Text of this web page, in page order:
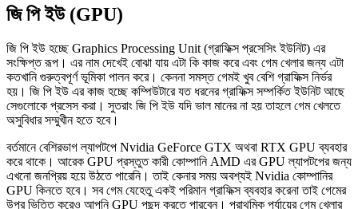
জি পি ইউ (GPU)
জি পি ইউ হচ্ছে Graphics Processing Unit (গ্রাফিক্স প্রসেসিং ইউনিট) এর
সংক্ষিপ্ত রূপ। এর নাম দেখেই বোঝা যায় এটা কি কাজ করে এবং গেম খেলার জন্য এটা
কতখানি গুরুত্বপূর্ণ ভূমিকা পালন করে। কেননা সমস্ত গেমই খুব বেশি গ্রাফিক্স নির্ভর
হয়। জি পি ইউ এর কাজ হচ্ছে কম্পিউটারে যত ধরনের গ্রাফিক্স সম্পর্কিত ইউনিট আছে
সেগুলোকে প্রসেস করা। সুতরাং জি পি ইউ যদি ভাল মানের না হয় তাহলে গেম খেলতে
অসুবিধার সম্মুখীন হতে হবে।
বর্তমানে বেশিরভাগ ল্যাপটপে Nvidia GeForce GTX অথবা RTX GPU ব্যবহার
করে থাকে। আরেক GPU প্রস্তুত কারী কোম্পানি AMD এর GPU ল্যাপটপের জন্য
এখনো জনপ্রিয় হয়ে উঠতে পারেনি। তাই কেনার সময় অবশ্যই Nvidia কোম্পানির
GPU কিনতে হবে। সব গেম যেহেতু একই পরিমান গ্রাফিক্স ব্যবহার করেনা তাই গেমের
উপর ভিত্তি করেও আপনি GPU পছন্দ করতে পারবেন। প্রাথমিক পর্যায়ের গেম খেলার